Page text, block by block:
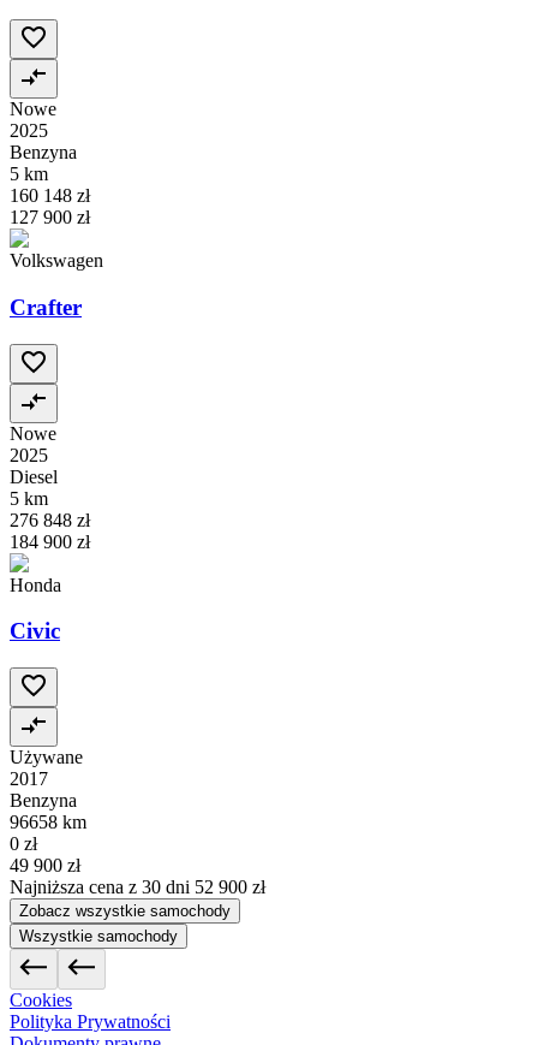
Nowe
2025
Benzyna
5 km
160 148 zł
127 900 zł
Volkswagen
Crafter
Nowe
2025
Diesel
5 km
276 848 zł
184 900 zł
Honda
Civic
Używane
2017
Benzyna
96658 km
0 zł
49 900 zł
Najniższa cena z 30 dni 52 900 zł
Zobacz wszystkie samochody
Wszystkie samochody
Cookies
Polityka Prywatności